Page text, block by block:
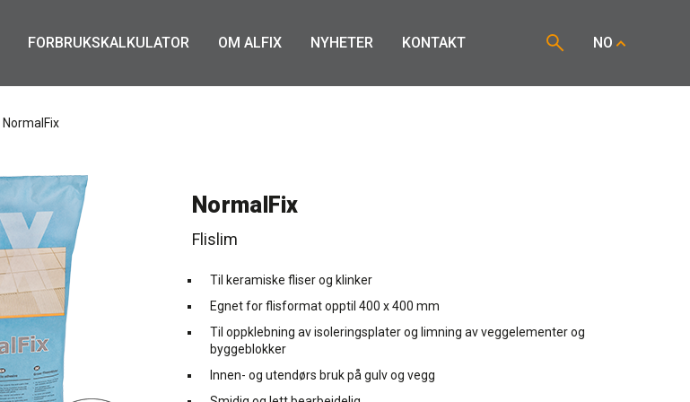
FORBRUKSKALKULATOR OM ALFIX NYHETER KONTAKT NO
NormalFix
NormalFix
Flislim
Til keramiske fliser og klinker
Egnet for flisformat opptil 400 x 400 mm
Til oppklebning av isoleringsplater og limning av veggelementer og
byggeblokker
Innen- og utendørs bruk på gulv og vegg